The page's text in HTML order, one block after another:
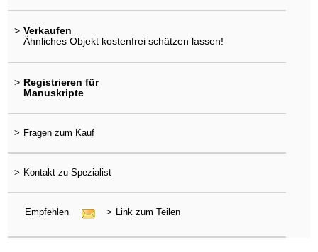
> Verkaufen
Ähnliches Objekt kostenfrei schätzen lassen!
> Registrieren für
Manuskripte
> Fragen zum Kauf
> Kontakt zu Spezialist
Empfehlen > Link zum Teilen